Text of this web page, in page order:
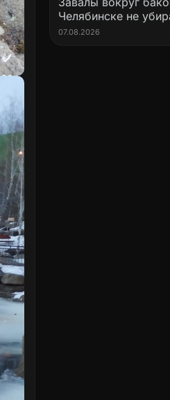
Челябинске не
07.08.2026